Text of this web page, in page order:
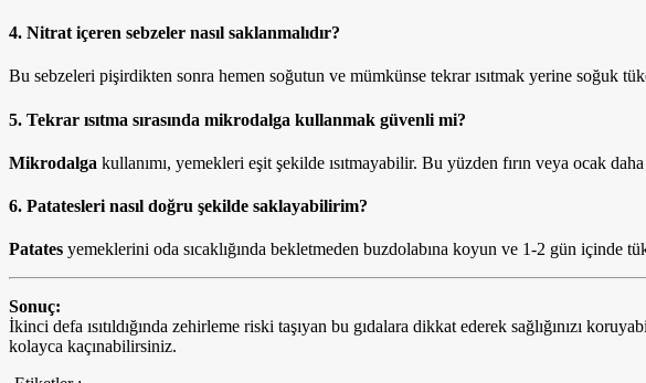
4. Nitrat içeren sebzeler nasıl saklanmalıdır?
Bu sebzeleri pişirdikten sonra hemen soğutun ve mümkünse tekrar ısıtmak yerine soğuk
5. Tekrar ısıtma sırasında mikrodalga kullanmak güvenli mi?
Mikrodalga kullanımı, yemekleri eşit şekilde ısıtmayabilir. Bu yüzden fırın veya ocak
6. Patatesleri nasıl doğru şekilde saklayabilirim?
Patates yemeklerini oda sıcaklığında bekletmeden buzdolabına koyun ve 1-2 gün içinde
Sonuç:
İkinci defa ısıtıldığında zehirleme riski taşıyan bu gıdalara dikkat ederek sağlığınızı
kolayca kaçınabilirsiniz.